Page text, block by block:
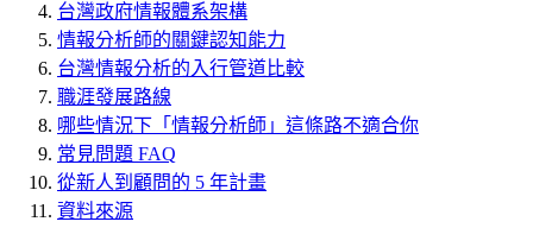
台灣政府情報體系架構
情報分析師的關鍵認知能力
台灣情報分析的入行管道比較
職涯發展路線
哪些情況下「情報分析師」這條路不適合你
常見問題 FAQ
從新人到顧問的 5 年計畫
資料來源